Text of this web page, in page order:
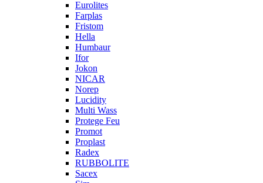
Eurolites
Farplas
Fristom
Hella
Humbaur
Ifor
Jokon
NICAR
Norep
Lucidity
Multi Wass
Protege Feu
Promot
Proplast
Radex
RUBBOLITE
Sacex